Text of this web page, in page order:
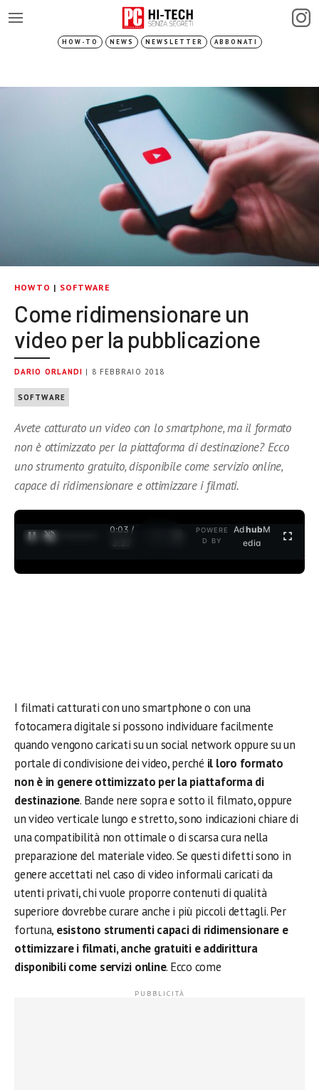
HOW-TO NEWS NEWSLETTER ABBONATI
HOWTO | SOFTWARE
Come ridimensionare un
video per la pubblicazione
DARIO ORLANDI | 8 FEBBRAIO 2018
SOFTWARE
Avete catturato un video con lo smartphone, ma il formato
non è ottimizzato per la piattaforma di destinazione? Ecco
uno strumento gratuito, disponibile come servizio online,
capace di ridimensionare e ottimizzare i filmati.
0:04 /
3:37
POWERE
D BY
AdhubM
edia
I filmati catturati con uno smartphone o con una
fotocamera digitale si possono individuare facilmente
quando vengono caricati su un social network oppure su un
portale di condivisione dei video, perché il loro formato
non è in genere ottimizzato per la piattaforma di
destinazione. Bande nere sopra e sotto il filmato, oppure
un video verticale lungo e stretto, sono indicazioni chiare di
una compatibilità non ottimale o di scarsa cura nella
preparazione del materiale video. Se questi difetti sono in
genere accettati nel caso di video informali caricati da
utenti privati, chi vuole proporre contenuti di qualità
superiore dovrebbe curare anche i più piccoli dettagli. Per
fortuna, esistono strumenti capaci di ridimensionare e
ottimizzare i filmati, anche gratuiti e addirittura
disponibili come servizi online. Ecco come